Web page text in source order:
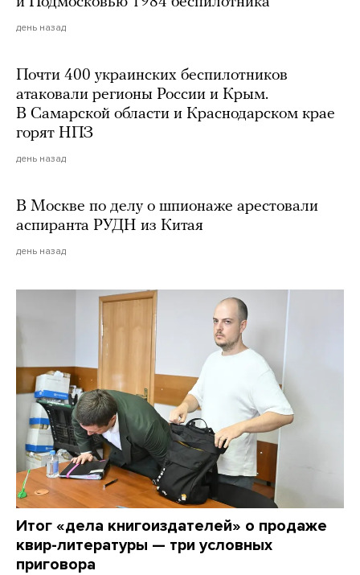
день назад
Почти 400 украинских беспилотников
атаковали регионы России и Крым.
В Самарской области и Краснодарском крае
горят НПЗ
день назад
В Москве по делу о шпионаже арестовали
аспиранта РУДН из Китая
день назад
Итог «дела книгоиздателей» о продаже
квир-литературы — три условных
приговора